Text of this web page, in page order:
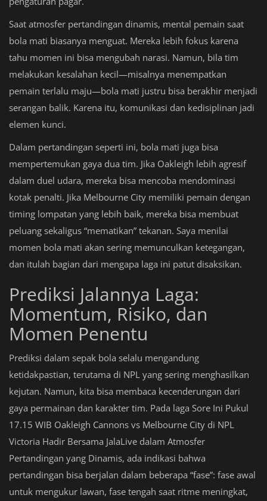
Saat atmosfer pertandingan dinamis, mental pemain saat
bola mati biasanya menguat. Mereka lebih fokus karena
tahu momen ini bisa mengubah narasi. Namun, bila tim
melakukan kesalahan kecil—misalnya menempatkan
pemain terlalu maju—bola mati justru bisa berakhir menjadi
serangan balik. Karena itu, komunikasi dan kedisiplinan jadi
elemen kunci.
Dalam pertandingan seperti ini, bola mati juga bisa
mempertemukan gaya dua tim. Jika Oakleigh lebih agresif
dalam duel udara, mereka bisa mencoba mendominasi
kotak penalti. Jika Melbourne City memiliki pemain dengan
timing lompatan yang lebih baik, mereka bisa membuat
peluang sekaligus “mematikan” tekanan. Saya menilai
momen bola mati akan sering memunculkan ketegangan,
dan itulah bagian dari mengapa laga ini patut disaksikan.
Prediksi Jalannya Laga:
Momentum, Risiko, dan
Momen Penentu
Prediksi dalam sepak bola selalu mengandung
ketidakpastian, terutama di NPL yang sering menghasilkan
kejutan. Namun, kita bisa membaca kecenderungan dari
gaya permainan dan karakter tim. Pada laga Sore Ini Pukul
17.15 WIB Oakleigh Cannons vs Melbourne City di NPL
Victoria Hadir Bersama JalaLive dalam Atmosfer
Pertandingan yang Dinamis, ada indikasi bahwa
pertandingan bisa berjalan dalam beberapa “fase”: fase awal
untuk mengukur lawan, fase tengah saat ritme meningkat,